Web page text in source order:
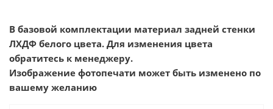
В базовой комплектации материал задней стенки
ЛХДФ белого цвета. Для изменения цвета
обратитесь к менеджеру.
Изображение фотопечати может быть изменено по
вашему желанию